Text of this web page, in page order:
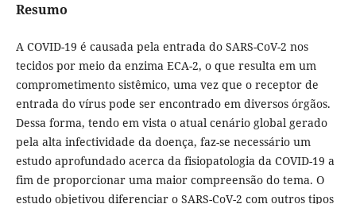
Resumo
A COVID-19 é causada pela entrada do SARS-CoV-2 nos
tecidos por meio da enzima ECA-2, o que resulta em um
comprometimento sistêmico, uma vez que o receptor de
entrada do vírus pode ser encontrado em diversos órgãos.
Dessa forma, tendo em vista o atual cenário global gerado
pela alta infectividade da doença, faz-se necessário um
estudo aprofundado acerca da fisiopatologia da COVID-19 a
fim de proporcionar uma maior compreensão do tema. O
estudo objetivou diferenciar o SARS-CoV-2 com outros tipos